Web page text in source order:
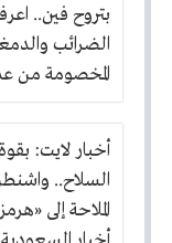
بتروح فين..
الضرائب
المخصومة من
الكهرباء
أخبار لايت: بقوة
السلاح..
الملاحة إلى